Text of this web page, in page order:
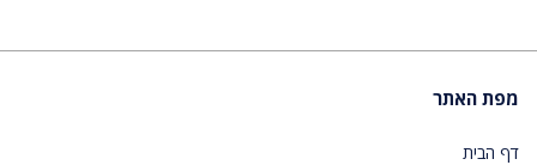
מפת האתר
דף הבית